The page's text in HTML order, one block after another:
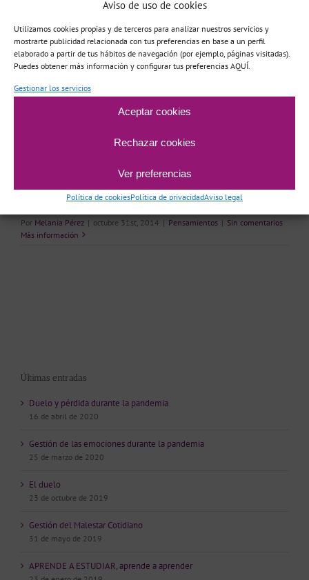
Aviso de uso de cookies
Utilizamos cookies propias y de terceros para analizar nuestros servicios y
mostrarte publicidad relacionada con tus preferencias en base a un perfil
elaborado a partir de tus hábitos de navegación (por ejemplo, páginas visitadas).
Puedes obtener más información y configurar tus preferencias AQUÍ.
Gestionar los servicios
Aceptar cookies
Rechazar cookies
Ver preferencias
Política de cookiesPolítica de privacidadAviso legal
pensamientos distorsionados, es decir, pensamientos sobre situaciones
que objetivamente no están en consonancia con la realidad y por tanto
pueden generar en nosotros emociones desagradables.
Existen 15 tipos de pensamientos distorsionados, hoy queremos
compartir con vosotros los siete primeros para que aprendáis a
identificarlos, la semana que viene volveremos con el resto de ellos.
Filtraje: también conocido como “visión de túnel”. Consiste en
parte negativa), dándole mucho más valor que al resto. Ejemplo:
en el trabajo te felicitan porque lo has […]
Por Melania Pérez | octubre 31st, 2014 | Pensamientos | Sin comentarios
Más información
Últimas entradas
Duelo y pérdida durante la pandemia
16 de abril de 2020
Gestión de las emociones durante la pandemia
25 de marzo de 2020
El duelo
23 de octubre de 2019
Gestión del Malestar Cotidiano
31 de mayo de 2019
APRENDE A ESTUDIAR, aprende a aprender